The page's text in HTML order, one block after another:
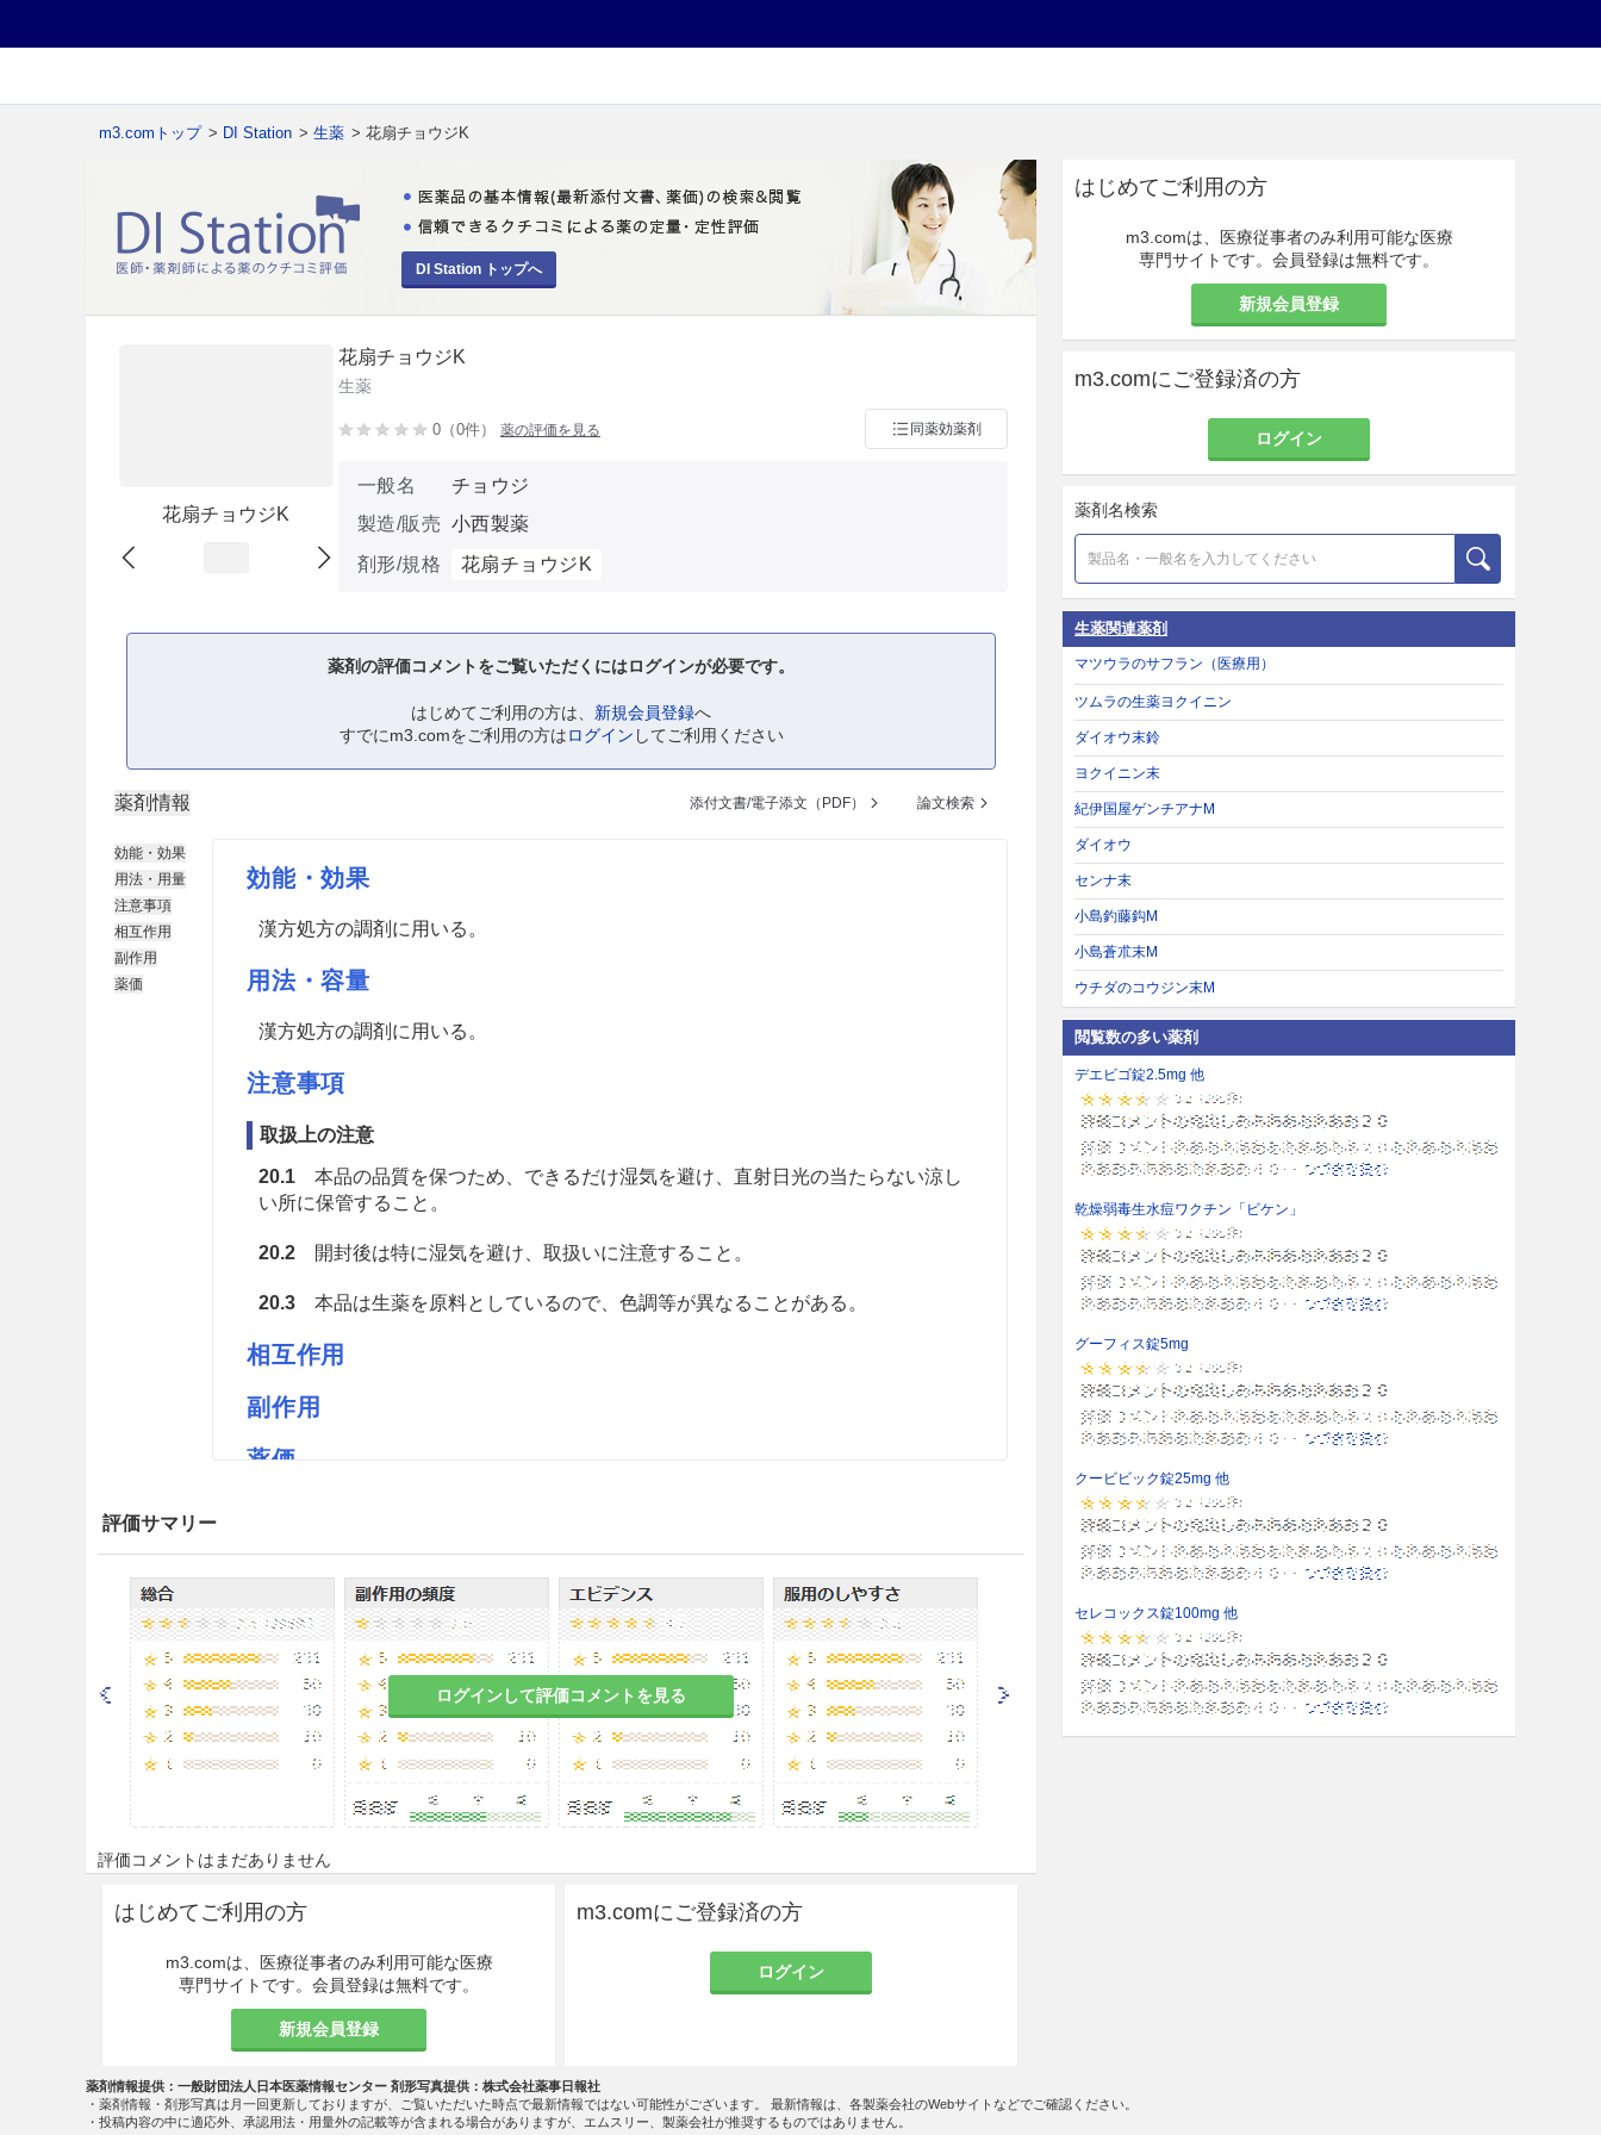
m3.comトップ > DI Station > 生薬 > 花扇チョウジK
DI Station トップへ
花扇チョウジK
花扇チョウジK
生薬
0（0件） 薬の評価を見る 同薬効薬剤
一般名
チョウジ
製造/販売 小西製薬
剤形/規格
花扇チョウジK
薬剤の評価コメントをご覧いただくにはログインが必要です。
はじめてご利用の方は、 新規会員登録へ
すでにm3.comをご利用の方はログイン してご利用ください
薬剤情報 添付文書/電子添文（PDF） 論文検索
効能・効果
用法・用量
注意事項
相互作用
副作用
薬価
効能・効果
漢方処方の調剤に用いる。
用法・容量
漢方処方の調剤に用いる。
注意事項
取扱上の注意
20.1本品の品質を保つため、できるだけ湿気を避け、直射日光の当たらない涼し
い所に保管すること。
20.2開封後は特に湿気を避け、取扱いに注意すること。
20.3本品は生薬を原料としているので、色調等が異なることがある。
相互作用
副作用
薬価
評価サマリー
ログインして評価コメントを見る
評価コメントはまだありません
はじめてご利用の方
m3.comは、医療従事者のみ利用可能な医療
専門サイトです。会員登録は無料です。
新規会員登録
m3.comにご登録済の方
ログイン
はじめてご利用の方
m3.comは、医療従事者のみ利用可能な医療
専門サイトです。会員登録は無料です。
新規会員登録
m3.comにご登録済の方
ログイン
薬剤名検索
生薬関連薬剤
マツウラのサフラン（医療用）
ツムラの生薬ヨクイニン
ダイオウ末鈴
ヨクイニン末
紀伊国屋ゲンチアナM
ダイオウ
センナ末
小島釣藤鈎M
小島蒼朮末M
ウチダのコウジン末M
閲覧数の多い薬剤
デエビゴ錠2.5mg 他
乾燥弱毒生水痘ワクチン「ビケン」
グーフィス錠5mg
クービビック錠25mg 他
セレコックス錠100mg 他
薬剤情報提供：一般財団法人日本医薬情報センター 剤形写真提供：株式会社薬事日報社
・薬剤情報・剤形写真は月一回更新しておりますが、ご覧いただいた時点で最新情報ではない可能性がございます。 最新情報は、各製薬会社のWebサイトなどでご確認ください。
・投稿内容の中に適応外、承認用法・用量外の記載等が含まれる場合がありますが、エムスリー、製薬会社が推奨するものではありません。